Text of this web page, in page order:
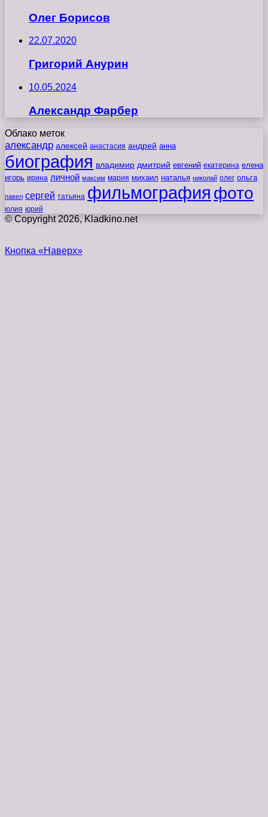
Олег Борисов
22.07.2020
Григорий Анурин
10.05.2024
Александр Фарбер
Облако меток
александр алексей анастасия андрей анна
биография владимир дмитрий евгений екатерина елена
игорь ирина личной максим мария михаил наталья николай олег ольга
павел сергей татьяна фильмография фото
юлия юрий
© Copyright 2026, Kladkino.net
Кнопка «Наверх»